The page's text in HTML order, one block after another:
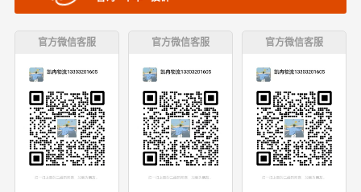
官方微信客服 官方微信客服 官方微信客服